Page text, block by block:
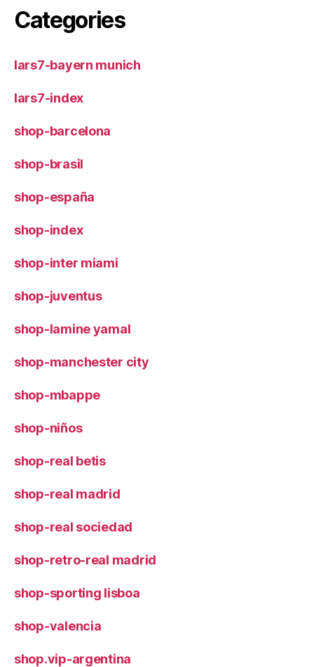
Categories
lars7-bayern munich
lars7-index
shop-barcelona
shop-brasil
shop-españa
shop-index
shop-inter miami
shop-juventus
shop-lamine yamal
shop-manchester city
shop-mbappe
shop-niños
shop-real betis
shop-real madrid
shop-real sociedad
shop-retro-real madrid
shop-sporting lisboa
shop-valencia
shop.vip-argentina